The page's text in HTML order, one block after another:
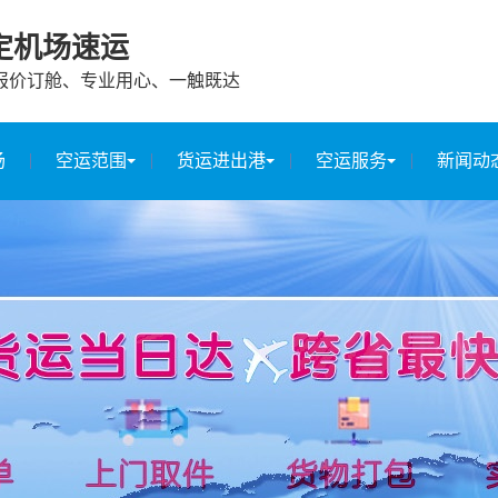
机场速运
价订舱、专业用心、一触既达
空运范围 货运进出港 空运服务 新闻动